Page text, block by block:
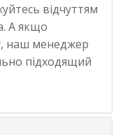
відчуттям
А якщо
наш менеджер
підходящий